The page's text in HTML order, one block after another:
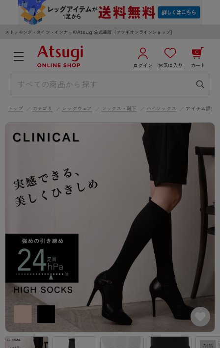
ストッキング・タイツ・インナーのAtsugi公式通販［アツギオンラインショップ］
ログイン お気に入り カート
0
3,980円以上のご購入で送料無料
ログイン／新規会員登録
WOMEN KIDS
レッグウェア
ストッキング
- 無地ストッキング
- 柄ストッキング
- ショート丈ストッキング
- 着圧ストッキング
インナーウェア
ブラジャー
- ノンワイヤーブラ
- ブラトップ
ライフスタイルウェア
ボトムス
トップス
ルームウェア・パジャマ
レッグウエア
ソックス・靴下
クルー・レギュラー丈ソックス
スニーカー丈・くるぶし丈ソックス
インナーウエア
メンズパンツ
ボクサー
Tバック・ビキニ
ライフスタイルウェア
ボトムス
トップス
ルームウェア・パジャマ
レッグウエア
タイツ
ソックス・靴下
クルー・レギュラー丈ソックス
スニーカー丈・くるぶし丈ソックス
ハイソックス
インナーウエア
ブラジャー
ノンワイヤーブラ
スポーツブラ
ブランドから探す
AZGI
アスティーグ
クリアビューティアクティブ
スゴスト
商品選びのお手伝い
お悩み別ガードル
ブラジャー特集
私に似合う、ストッキング選び
ご利用ガイド
トップ カテゴリ レッグウェア ソックス・靴下 ハイソックス アイテム詳細